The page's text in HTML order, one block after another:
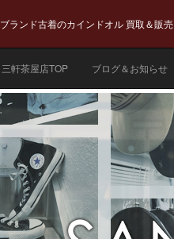
ブランド古着のカインドオル 買取＆販売
三軒茶屋店TOP ブログ＆お知らせ